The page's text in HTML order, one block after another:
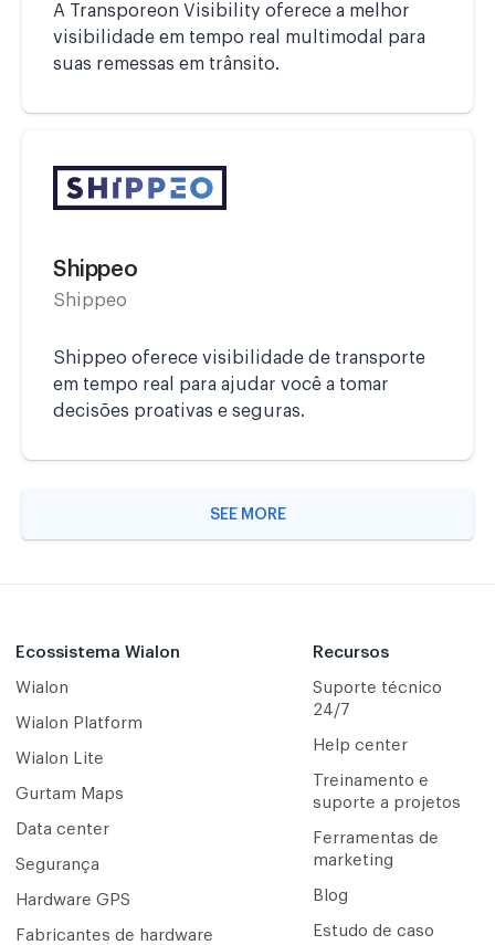
A Transporeon Visibility oferece a melhor
visibilidade em tempo real multimodal para
suas remessas em trânsito.
Shippeo
Shippeo
Shippeo oferece visibilidade de transporte
em tempo real para ajudar você a tomar
decisões proativas e seguras.
SEE MORE
Ecossistema Wialon
Wialon
Wialon Platform
Wialon Lite
Gurtam Maps
Data center
Segurança
Hardware GPS
Fabricantes de hardware
Recursos
Suporte técnico
24/7
Help center
Treinamento e
suporte a projetos
Ferramentas de
marketing
Blog
Estudo de caso